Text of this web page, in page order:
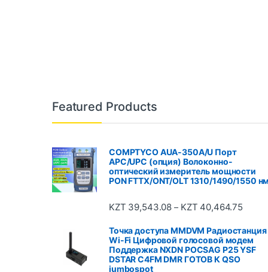
Featured Products
COMPTYCO AUA-350A/U Порт
APC/UPC (опция) Волоконно-
оптический измеритель мощности
PON FTTX/ONT/OLT 1310/1490/1550
KZT 39,543.08 – KZT 40,464.75
Точка доступа MMDVM Радиостанция
Wi-Fi Цифровой голосовой модем
Поддержка NXDN POCSAG P25 YSF
DSTAR C4FM DMR ГОТОВ К QSO
jumbospot